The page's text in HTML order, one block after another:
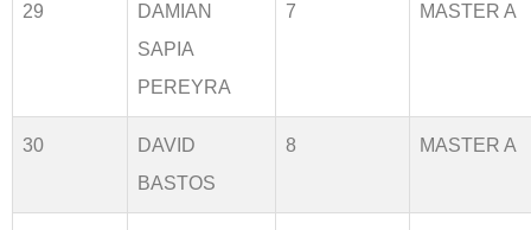
29
DAMIAN
SAPIA
PEREYRA
7 MASTER A
30
DAVID
BASTOS
8 MASTER A